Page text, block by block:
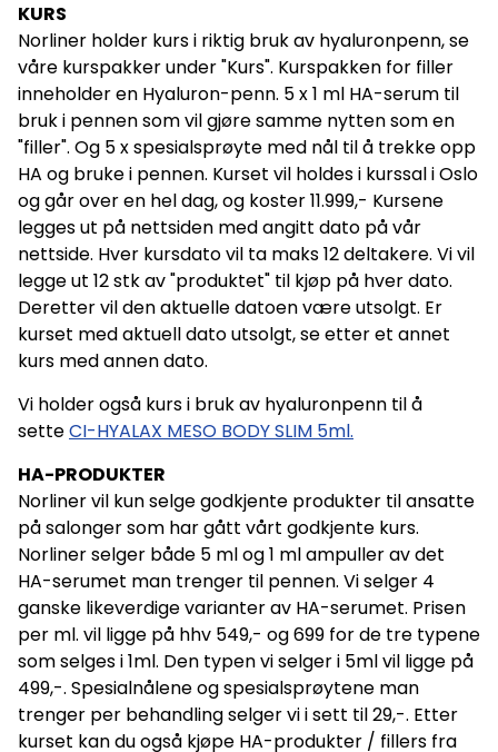
KURS
Norliner holder kurs i riktig bruk av hyaluronpenn, se
våre kurspakker under "Kurs". Kurspakken for filler
inneholder en Hyaluron-penn. 5 x 1 ml HA-serum til
bruk i pennen som vil gjøre samme nytten som en
"filler". Og 5 x spesialsprøyte med nål til å trekke opp
HA og bruke i pennen. Kurset vil holdes i kurssal i Oslo
og går over en hel dag, og koster 11.999,- Kursene
legges ut på nettsiden med angitt dato på vår
nettside. Hver kursdato vil ta maks 12 deltakere. Vi vil
legge ut 12 stk av "produktet" til kjøp på hver dato.
Deretter vil den aktuelle datoen være utsolgt. Er
kurset med aktuell dato utsolgt, se etter et annet
kurs med annen dato.
Vi holder også kurs i bruk av hyaluronpenn til å
setteCI-HYALAX MESO BODY SLIM 5ml.
HA-PRODUKTER
Norliner vil kun selge godkjente produkter til ansatte
på salonger som har gått vårt godkjente kurs.
Norliner selger både 5 ml og 1 ml ampuller av det
HA-serumet man trenger til pennen. Vi selger 4
ganske likeverdige varianter av HA-serumet. Prisen
per ml. vil ligge på hhv 549,- og 699 for de tre typene
som selges i 1ml. Den typen vi selger i 5ml vil ligge på
499,-. Spesialnålene og spesialsprøytene man
trenger per behandling selger vi i sett til 29,-. Etter
kurset kan du også kjøpe HA-produkter / fillers fra